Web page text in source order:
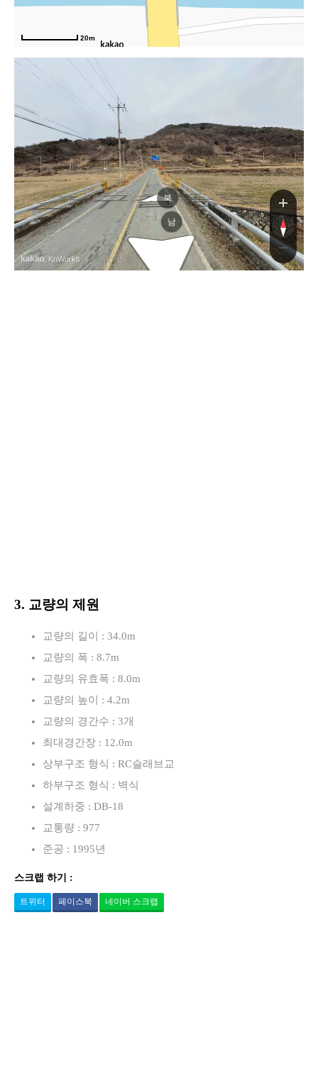
20m
건구칠동로
건구칠동로
북
남
, KnWorks
3. 교량의 제원
교량의 길이 : 34.0m
교량의 폭 : 8.7m
교량의 유효폭 : 8.0m
교량의 높이 : 4.2m
교량의 경간수 : 3개
최대경간장 : 12.0m
상부구조 형식 : RC슬래브교
하부구조 형식 : 벽식
설계하중 : DB-18
교통량 : 977
준공 : 1995년
스크랩 하기 :
트위터 페이스북 네이버 스크랩